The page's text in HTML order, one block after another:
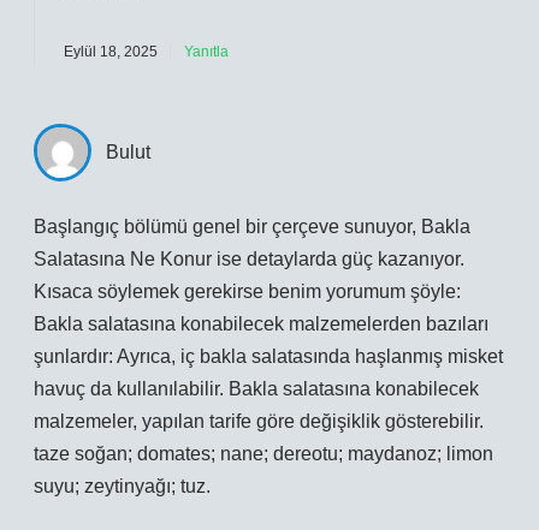
Eylül 18, 2025 Yanıtla
Bulut
Başlangıç bölümü genel bir çerçeve sunuyor, Bakla
Salatasına Ne Konur ise detaylarda güç kazanıyor.
Kısaca söylemek gerekirse benim yorumum şöyle:
Bakla salatasına konabilecek malzemelerden bazıları
şunlardır: Ayrıca, iç bakla salatasında haşlanmış misket
havuç da kullanılabilir. Bakla salatasına konabilecek
malzemeler, yapılan tarife göre değişiklik gösterebilir.
taze soğan; domates; nane; dereotu; maydanoz; limon
suyu; zeytinyağı; tuz.